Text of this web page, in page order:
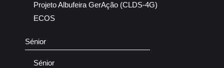
Projeto Albufeira GerAção (CLDS-4G)
ECOS
Sénior
Sénior